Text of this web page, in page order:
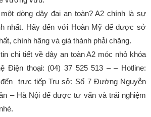
dòng dây đai an toàn? A2 chính là sự
nhất. Hãy đến với Hoàn Mỹ để được sở
chính hãng và giá thành phải chăng.
chi tiết về dây an toàn A2 móc nhỏ khóa
Điện thoại: (04) 37 525 513 – – Hotline:
đến trực tiếp Trụ sở: Số 7 Đường Nguyễn
– Hà Nội để được tư vấn và trải nghiệm